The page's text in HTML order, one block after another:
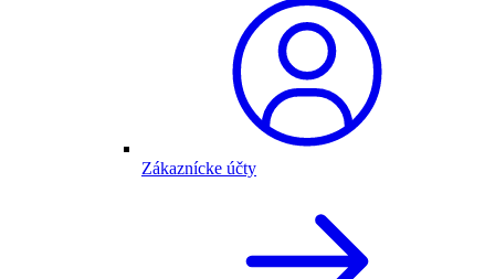
Zákaznícke účty